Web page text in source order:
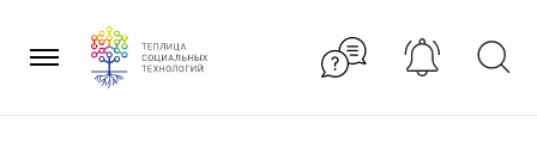
содержанию
×